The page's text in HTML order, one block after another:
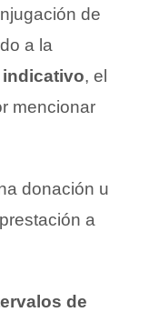
de
a la
, el
mencionar
donación u
a
de